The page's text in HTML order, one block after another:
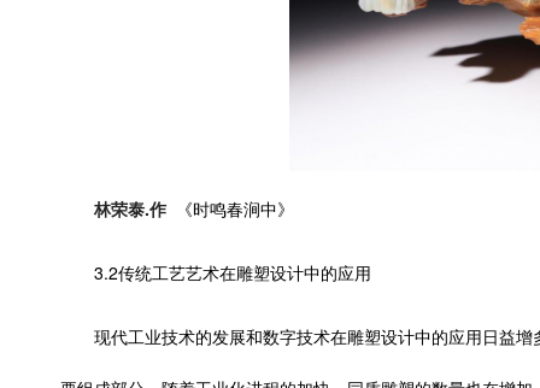
林荣泰.作 《时鸣春涧中》
3.2传统工艺艺术在雕塑设计中的应用
现代工业技术的发展和数字技术在雕塑设计中的应用日益